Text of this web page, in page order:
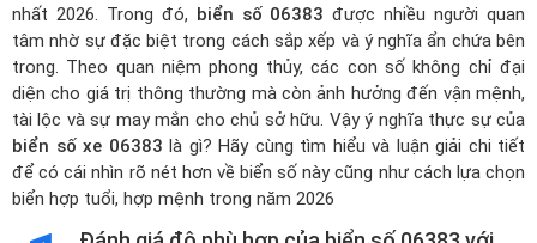
nhất 2026. Trong đó, biển số 06383 được nhiều người quan
tâm nhờ sự đặc biệt trong cách sắp xếp và ý nghĩa ẩn chứa bên
trong. Theo quan niệm phong thủy, các con số không chỉ đại
diện cho giá trị thông thường mà còn ảnh hưởng đến vận mệnh,
tài lộc và sự may mắn cho chủ sở hữu. Vậy ý nghĩa thực sự của
biển số xe 06383 là gì? Hãy cùng tìm hiểu và luận giải chi tiết
để có cái nhìn rõ nét hơn về biển số này cũng như cách lựa chọn
biển hợp tuổi, hợp mệnh trong năm 2026